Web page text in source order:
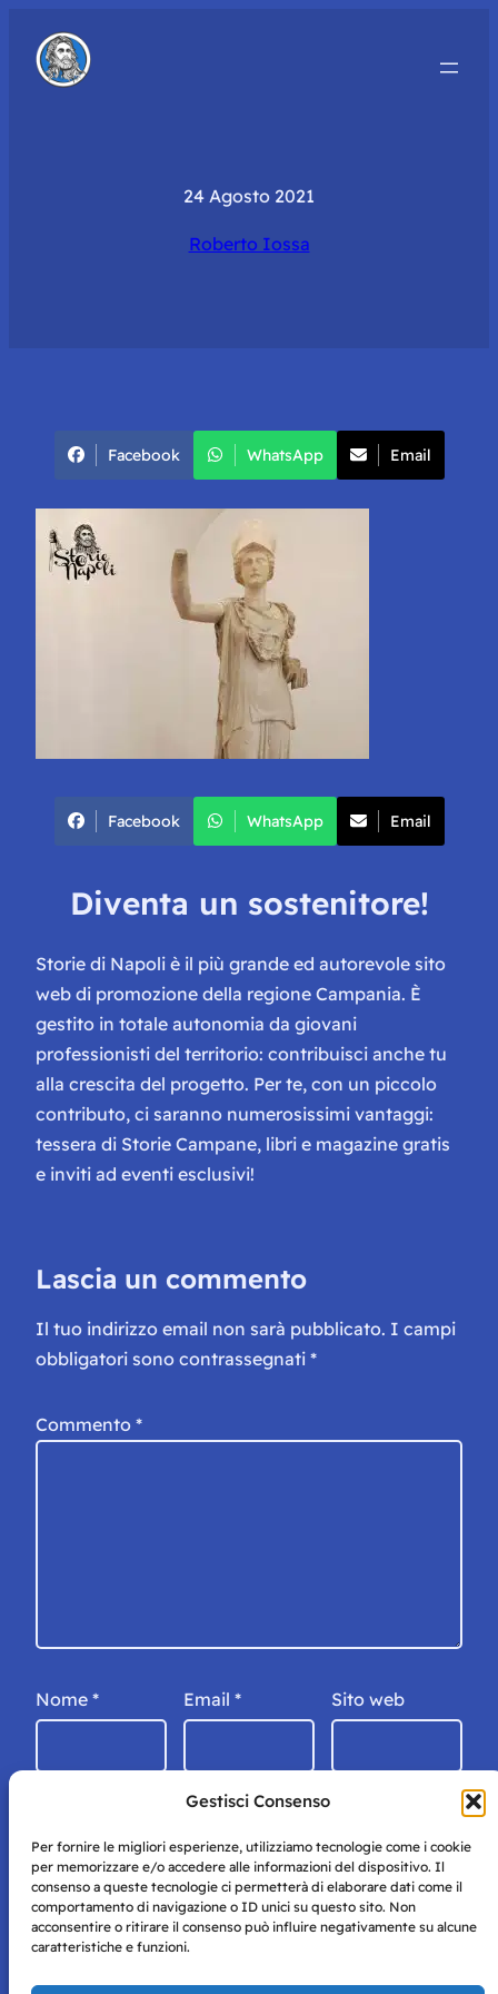
Gestisci Consenso
Per fornire le migliori esperienze, utilizziamo tecnologie come i cookie
per memorizzare e/o accedere alle informazioni del dispositivo. Il
consenso a queste tecnologie ci permetterà di elaborare dati come il
comportamento di navigazione o ID unici su questo sito. Non
acconsentire o ritirare il consenso può influire negativamente su alcune
caratteristiche e funzioni.
24 Agosto 2021
Roberto Iossa
Facebook WhatsApp Email
Facebook WhatsApp Email
Diventa un sostenitore!
Storie di Napoli è il più grande ed autorevole sito
web di promozione della regione Campania. È
gestito in totale autonomia da giovani
professionisti del territorio: contribuisci anche tu
alla crescita del progetto. Per te, con un piccolo
contributo, ci saranno numerosissimi vantaggi:
tessera di Storie Campane, libri e magazine gratis
e inviti ad eventi esclusivi!
Lascia un commento
Il tuo indirizzo email non sarà pubblicato. I campi
obbligatori sono contrassegnati *
Commento *
Nome * Email * Sito web